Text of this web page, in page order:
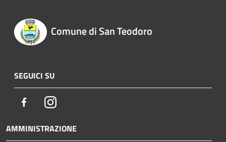
Comune di San Teodoro
SEGUICI SU
FacebookInstagram
AMMINISTRAZIONE